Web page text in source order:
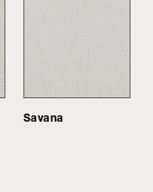
Savana